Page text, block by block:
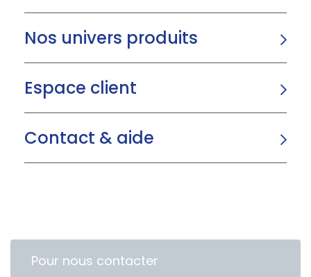
Nos univers produits
Espace client
Contact & aide
Pour nous contacter